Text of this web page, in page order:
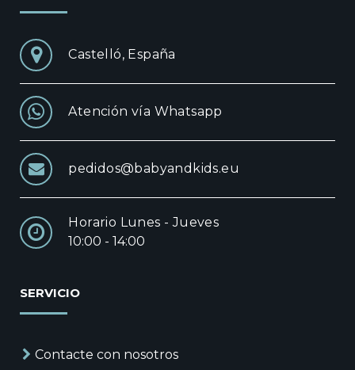
Castelló, España
Atención vía Whatsapp
pedidos@babyandkids.eu
Horario Lunes - Jueves
10:00 - 14:00
SERVICIO
Contacte con nosotros